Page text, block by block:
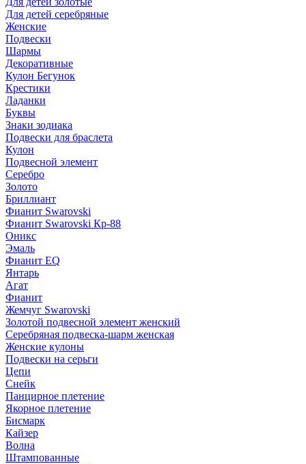
Для детей серебряные
Женские
Подвески
Шармы
Декоративные
Кулон Бегунок
Крестики
Ладанки
Буквы
Знаки зодиака
Подвески для браслета
Кулон
Подвесной элемент
Серебро
Золото
Бриллиант
Фианит Swarovski
Фианит Swarovski Кр-88
Оникс
Эмаль
Фианит EQ
Янтарь
Агат
Фианит
Жемчуг Swarovski
Золотой подвесной элемент женcкий
Серебряная подвеска-шарм женская
Женские кулоны
Подвески на серьги
Цепи
Снейк
Панцирное плетение
Якорное плетение
Бисмарк
Кайзер
Волна
Штампованные